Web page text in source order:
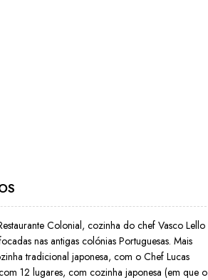
Colonial, cozinha do chef Vasco Lello
nas antigas colónias Portuguesas. Mais
tradicional japonesa, com o Chef Lucas
12 lugares, com cozinha japonesa (em que o